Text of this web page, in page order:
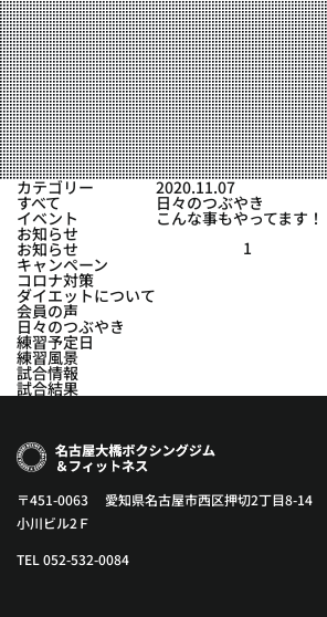
スポンサー募集
大会チケット購入
キャンペーン
実戦コース
料金システム
選手紹介
よくある質問
フィットネスコース
料金システム
ビフォーアフター
YOUTUBE
カテゴリー
すべて
イベント
お知らせ
お知らせ
キャンペーン
コロナ対策
ダイエットについて
会員の声
日々のつぶやき
練習予定日
練習風景
試合情報
試合結果
2020.11.07
日々のつぶやき
こんな事もやってます！
1
〒451-0063 愛知県名古屋市西区押切2丁目8-14
小川ビル2Ｆ
TEL 052-532-0084